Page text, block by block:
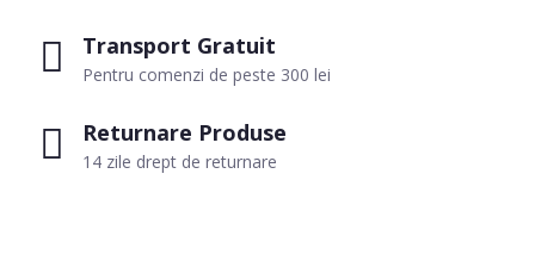
Transport Gratuit
Pentru comenzi de peste 300 lei
Returnare Produse
14 zile drept de returnare